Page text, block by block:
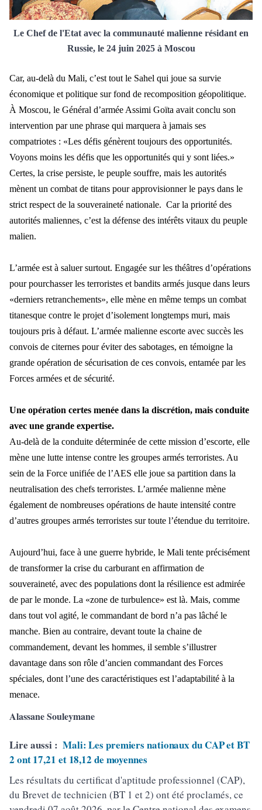
Le Chef de l'Etat avec la communauté malienne résidant en
Russie, le 24 juin 2025 à Moscou
Car, au-delà du Mali, c’est tout le Sahel qui joue sa survie
économique et politique sur fond de recomposition géopolitique.
À Moscou, le Général d’armée Assimi Goïta avait conclu son
intervention par une phrase qui marquera à jamais ses
compatriotes : «Les défis génèrent toujours des opportunités.
Voyons moins les défis que les opportunités qui y sont liées.»
Certes, la crise persiste, le peuple souffre, mais les autorités
mènent un combat de titans pour approvisionner le pays dans le
strict respect de la souveraineté nationale. Car la priorité des
autorités maliennes, c’est la défense des intérêts vitaux du peuple
malien.
L’armée est à saluer surtout. Engagée sur les théâtres d’opérations
pour pourchasser les terroristes et bandits armés jusque dans leurs
«derniers retranchements», elle mène en même temps un combat
titanesque contre le projet d’isolement longtemps muri, mais
toujours pris à défaut. L’armée malienne escorte avec succès les
convois de citernes pour éviter des sabotages, en témoigne la
grande opération de sécurisation de ces convois, entamée par les
Forces armées et de sécurité.
Une opération certes menée dans la discrétion, mais conduite
avec une grande expertise.
Au-delà de la conduite déterminée de cette mission d’escorte, elle
mène une lutte intense contre les groupes armés terroristes. Au
sein de la Force unifiée de l’AES elle joue sa partition dans la
neutralisation des chefs terroristes. L’armée malienne mène
également de nombreuses opérations de haute intensité contre
d’autres groupes armés terroristes sur toute l’étendue du territoire.
Aujourd’hui, face à une guerre hybride, le Mali tente précisément
de transformer la crise du carburant en affirmation de
souveraineté, avec des populations dont la résilience est admirée
de par le monde. La «zone de turbulence» est là. Mais, comme
dans tout vol agité, le commandant de bord n’a pas lâché le
manche. Bien au contraire, devant toute la chaine de
commandement, devant les hommes, il semble s’illustrer
davantage dans son rôle d’ancien commandant des Forces
spéciales, dont l’une des caractéristiques est l’adaptabilité à la
menace.
Alassane Souleymane
Lire aussi : Mali: Les premiers nationaux du CAP et BT
2 ont 17,21 et 18,12 de moyennes
Les résultats du certificat d'aptitude professionnel (CAP),
du Brevet de technicien (BT 1 et 2) ont été proclamés, ce